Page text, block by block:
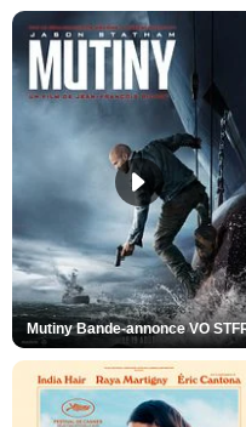
Mutiny Bande-annonce VO